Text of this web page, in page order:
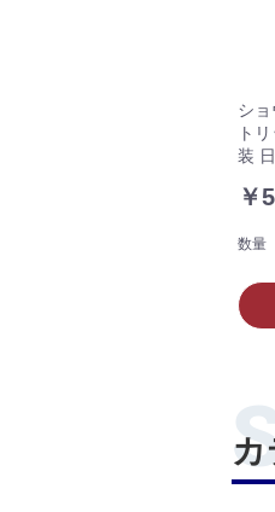
シ
ト
装
ロ
￥
数量